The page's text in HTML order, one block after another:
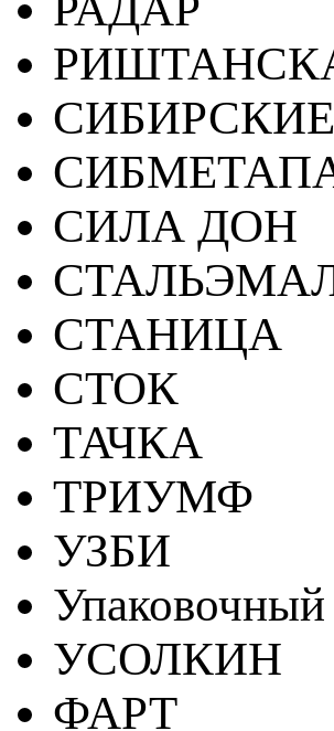
СИЛА ДОН
СТАНИЦА
СТОК
ТАЧКА
ТРИУМФ
УЗБИ
Упаковочный
УСОЛКИН
ФАРТ